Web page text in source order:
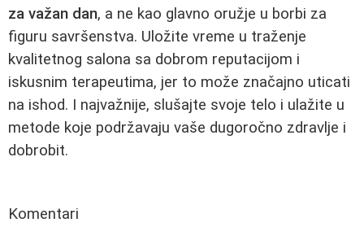
za važan dan, a ne kao glavno oružje u borbi za
figuru savršenstva. Uložite vreme u traženje
kvalitetnog salona sa dobrom reputacijom i
iskusnim terapeutima, jer to može značajno uticati
na ishod. I najvažnije, slušajte svoje telo i ulažite u
metode koje podržavaju vaše dugoročno zdravlje i
dobrobit.
Komentari